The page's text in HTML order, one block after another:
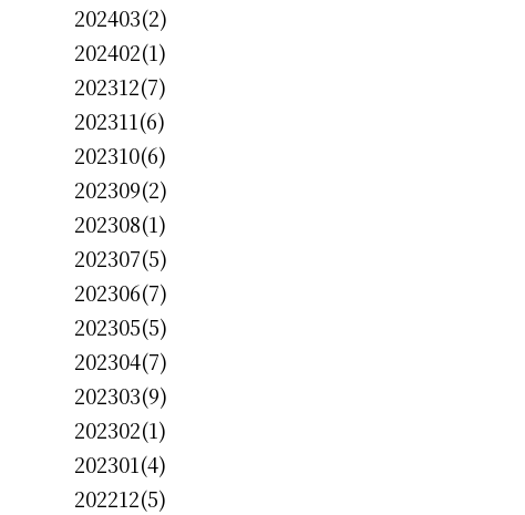
202403(2)
202402(1)
202312(7)
202311(6)
202310(6)
202309(2)
202308(1)
202307(5)
202306(7)
202305(5)
202304(7)
202303(9)
202302(1)
202301(4)
202212(5)